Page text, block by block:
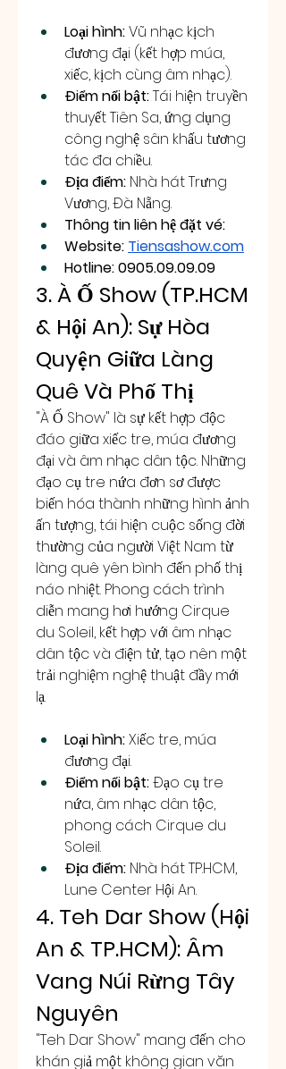
Loại hình: Vũ nhạc kịch
đương đại (kết hợp múa,
xiếc, kịch cùng âm nhạc).
Điểm nổi bật: Tái hiện truyền
thuyết Tiên Sa, ứng dụng
công nghệ sân khấu tương
tác đa chiều.
Địa điểm: Nhà hát Trưng
Vương, Đà Nẵng.
Thông tin liên hệ đặt vé:
Website: Tiensashow.com
Hotline: 0905.09.09.09
3. À Ố Show (TP.HCM
& Hội An): Sự Hòa
Quyện Giữa Làng
Quê Và Phố Thị
"À Ố Show" là sự kết hợp độc
đáo giữa xiếc tre, múa đương
đại và âm nhạc dân tộc. Những
đạo cụ tre nứa đơn sơ được
biến hóa thành những hình ảnh
ấn tượng, tái hiện cuộc sống đời
thường của người Việt Nam từ
làng quê yên bình đến phố thị
náo nhiệt. Phong cách trình
diễn mang hơi hướng Cirque
du Soleil, kết hợp với âm nhạc
dân tộc và điện tử, tạo nên một
trải nghiệm nghệ thuật đầy mới
lạ.
Loại hình: Xiếc tre, múa
đương đại.
Điểm nổi bật: Đạo cụ tre
nứa, âm nhạc dân tộc,
phong cách Cirque du
Soleil.
Địa điểm: Nhà hát TP.HCM,
Lune Center Hội An.
4. Teh Dar Show (Hội
An & TP.HCM): Âm
Vang Núi Rừng Tây
Nguyên
"Teh Dar Show" mang đến cho
khán giả một không gian văn